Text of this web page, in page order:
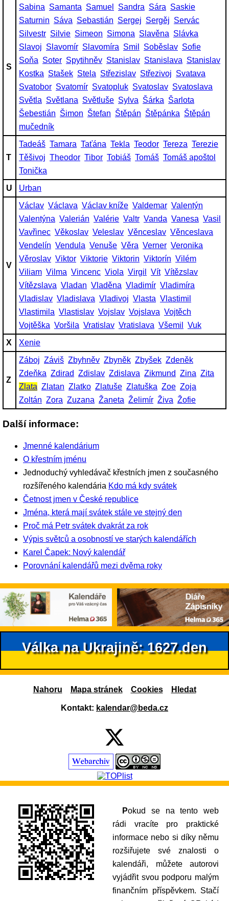
S
Sabina Samanta Samuel Sandra Sára Saskie
Saturnin Sáva Sebastián Sergej Sergěj Servác
Silvestr Silvie Simeon Simona Slavěna Slávka
Slavoj Slavomír Slavomíra Smil Soběslav Sofie
Soňa Soter Spytihněv Stanislav Stanislava Stanislav
Kostka Stašek Stela Střezislav Střezivoj Svatava
Svatobor Svatomír Svatopluk Svatoslav Svatoslava
Světla Světlana Světluše Sylva Šárka Šarlota
Šebestián Šimon Štefan Štěpán Štěpánka Štěpán
mučedník
T
Tadeáš Tamara Taťána Tekla Teodor Tereza Terezie
Těšivoj Theodor Tibor Tobiáš Tomáš Tomáš apoštol
Tonička
U
Urban
V
Václav Václava Václav kníže Valdemar Valentýn
Valentýna Valerián Valérie Valtr Vanda Vanesa Vasil
Vavřinec Věkoslav Veleslav Věnceslav Věnceslava
Vendelín Vendula Venuše Věra Verner Veronika
Věroslav Viktor Viktorie Viktorin Viktorín Vilém
Viliam Vilma Vincenc Viola Virgil Vít Vítězslav
Vítězslava Vladan Vladěna Vladimír Vladimíra
Vladislav Vladislava Vladivoj Vlasta Vlastimil
Vlastimila Vlastislav Vojslav Vojslava Vojtěch
Vojtěška Voršila Vratislav Vratislava Všemil
Vuk
X
Xenie
Z
Záboj Záviš Zbyhněv Zbyněk Zbyšek Zdeněk
Zdeňka Zdirad Zdislav Zdislava Zikmund Zina Zita
Zlata Zlatan Zlatko Zlatuše Zlatuška Zoe Zoja
Zoltán Zora Zuzana Žaneta Želimír Živa Žofie
Další informace:
Jmenné kalendárium
O křestním jménu
Jednoduchý vyhledávač křestních jmen z současného
rozšířeného kalendária Kdo má kdy svátek
Četnost jmen v České republice
Jména, která mají svátek stále ve stejný den
Proč má Petr svátek dvakrát za rok
Výpis světců a osobností ve starých kalendářích
Karel Čapek: Nový kalendář
Porovnání kalendářů mezi dvěma roky
Válka na Ukrajině: 1627.den
Nahoru Mapa stránek Cookies Hledat
Kontakt: kalendar@beda.cz
Pokud se na tento web
rádi vracíte pro praktické
informace nebo si díky němu
rozšiřujete své znalosti o
kalendáři, můžete autorovi
vyjádřit svou podporu malým
finančním příspěvkem. Stačí